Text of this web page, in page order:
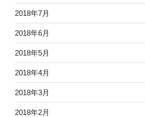
2018年7月
2018年6月
2018年5月
2018年4月
2018年3月
2018年2月